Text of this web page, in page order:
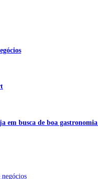
em busca de boa gastronomia